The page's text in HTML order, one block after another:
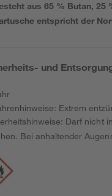
aus 65 % Butan, 25
entspricht der
und
Extrem
Darf nicht
Bei anhaltender